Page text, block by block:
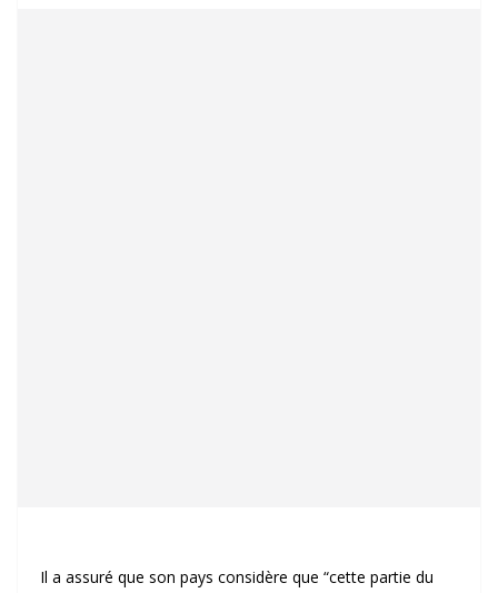
Il a assuré que son pays considère que “cette partie du